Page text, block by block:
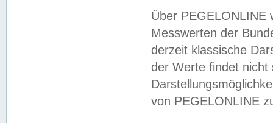
Über PEGELONLINE
Messwerten der
derzeit klassische
der Werte findet
von PEGELONLINE